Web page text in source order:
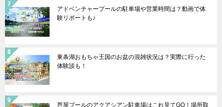
アドベンチャープールの駐車場や営業時間は？動画で体
験リポートも♪
東条湖おもちゃ王国のお盆の混雑状況は？実際に行った
体験談も！
芦屋プールのアクアシアン駐車場はこれ見てGO！場所取